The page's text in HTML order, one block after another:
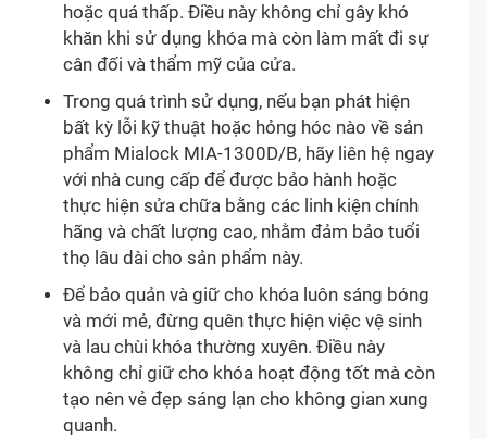
hoặc quá thấp. Điều này không chỉ gây khó
khăn khi sử dụng khóa mà còn làm mất đi sự
cân đối và thẩm mỹ của cửa.
Trong quá trình sử dụng, nếu bạn phát hiện
bất kỳ lỗi kỹ thuật hoặc hỏng hóc nào về sản
phẩm Mialock MIA-1300D/B, hãy liên hệ ngay
với nhà cung cấp để được bảo hành hoặc
thực hiện sửa chữa bằng các linh kiện chính
hãng và chất lượng cao, nhằm đảm bảo tuổi
thọ lâu dài cho sản phẩm này.
Để bảo quản và giữ cho khóa luôn sáng bóng
và mới mẻ, đừng quên thực hiện việc vệ sinh
và lau chùi khóa thường xuyên. Điều này
không chỉ giữ cho khóa hoạt động tốt mà còn
tạo nên vẻ đẹp sáng lạn cho không gian xung
quanh.